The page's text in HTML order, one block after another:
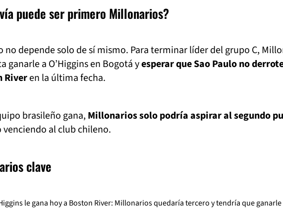
puede ser primero Millonarios?
no depende solo de sí mismo. Para terminar líder del grupo C,
ganarle a O’Higgins en Bogotá yesperar que Sao Paulo no
Riveren la última fecha.
brasileño gana, Millonarios solo podría aspirar al segundo
venciendo al club chileno.
clave
le gana hoy a Boston River: Millonarios quedaría tercero y tendría que ganarle